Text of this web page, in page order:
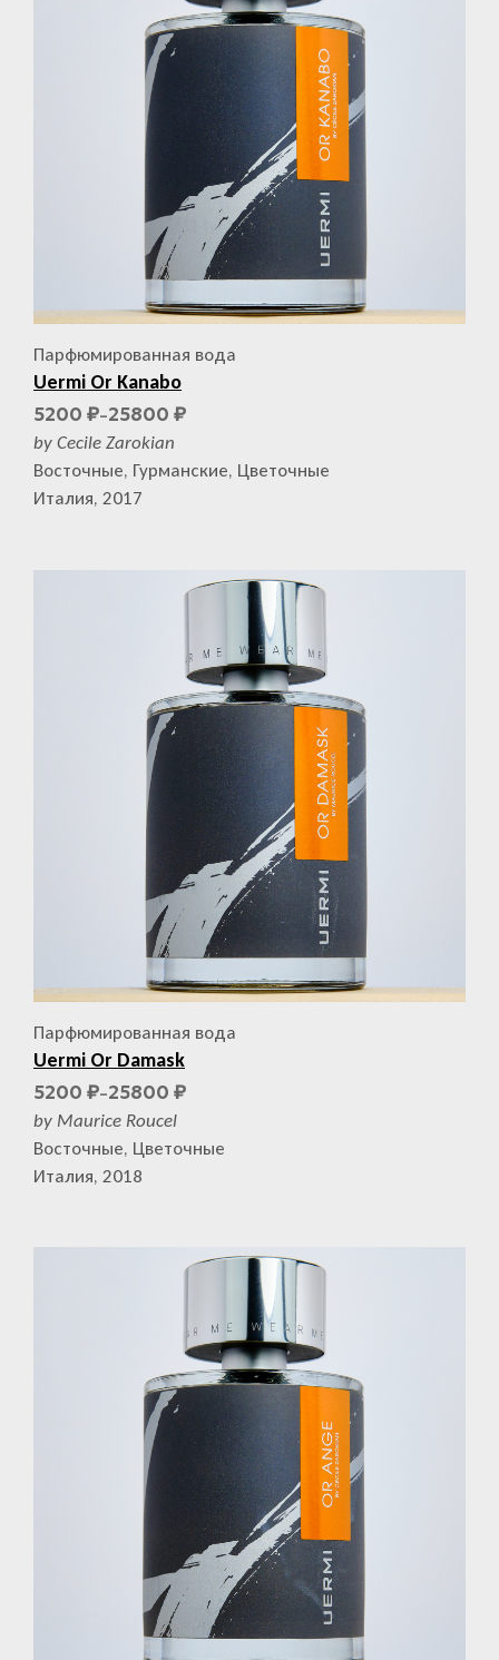
Парфюмированная вода
Uermi Or Kanabo
5200 ₽–25800 ₽
by Cecile Zarokian
Восточные, Гурманские, Цветочные
Италия, 2017
Парфюмированная вода
Uermi Or Damask
5200 ₽–25800 ₽
by Maurice Roucel
Восточные, Цветочные
Италия, 2018